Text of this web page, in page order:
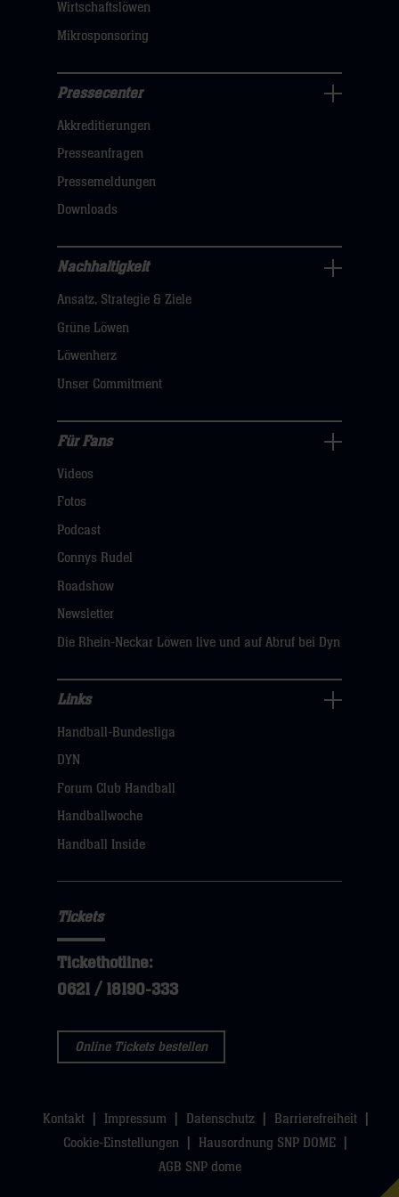
Wirtschaftslöwen
Mikrosponsoring
Navigation
öffnen,
dann
klicken
hier
Pressecenter
Akkreditierungen
Presseanfragen
Pressemeldungen
Downloads
Nachhaltigkeit
Navigation
öffnen,
dann
hier
Nachhaltigkeit
Ansatz, Strategie & Ziele
Grüne Löwen
Löwenherz
Unser Commitment
Fans
Navigation
öffnen,
dann
hier
Für Fans
Videos
Fotos
Podcast
Connys Rudel
Roadshow
Newsletter
Die Rhein-Neckar Löwen live und auf Abruf bei Dyn
Navigation
öffnen,
dann
klicken
Links
Handball-Bundesliga
DYN
Forum Club Handball
Handballwoche
Handball Inside
Tickets
Tickethotline:
0621 / 18190-333
Online Tickets bestellen
Kontakt Impressum Datenschutz
Barrierefreiheit
Cookie-Einstellungen
Hausordnung SNP DOME
AGB SNP dome